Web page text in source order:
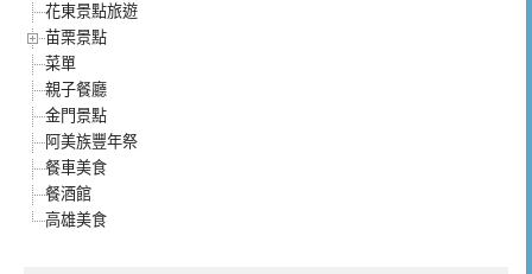
花東景點旅遊
苗栗景點
菜單
親子餐廳
金門景點
阿美族豐年祭
餐車美食
餐酒館
高雄美食